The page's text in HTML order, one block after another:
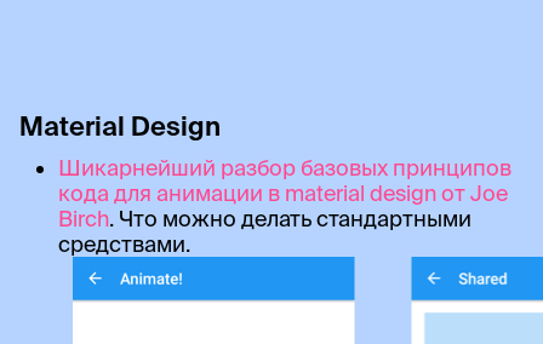
Material Design
Шикарнейший разбор базовых принципов
кода для анимации в material design от Joe
Birch. Что можно делать стандартными
средствами.